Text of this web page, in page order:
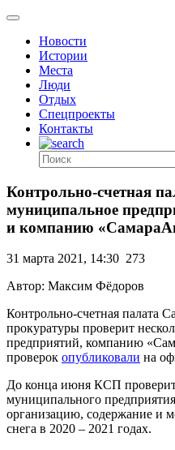
Новости
Истории
Места
Люди
Отдых
Спецпроекты
Контакты
Контрольно-счетная
муниципальное
и компанию
31 марта 2021, 14:30 273
Автор: Максим Фёдоров
Контрольно-счетная
прокуратуры проверит
предприятий, компанию
проверок опубликовали на
До конца июня КСП проверит
муниципального
организацию, содержание и
снега в 2020 – 2021 годах.